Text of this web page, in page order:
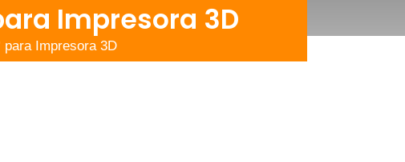
Impresora 3D
para Impresora 3D